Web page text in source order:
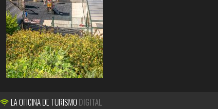
LA OFICINA DE TURISMO DIGITAL